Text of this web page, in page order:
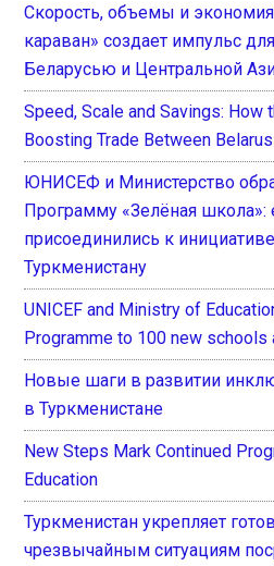
Скорость, объемы и
караван» создает импульс
Беларусью и Центральной
Speed, Scale and Savings: How
Boosting Trade Between
ЮНИСЕФ и Министерство
Программу «Зелёная
присоединились к
Туркменистану
UNICEF and Ministry of
Programme to 100 new schools
Новые шаги в развитии
в Туркменистане
New Steps Mark Continued
Education
Туркменистан укрепляет
чрезвычайным ситуациям